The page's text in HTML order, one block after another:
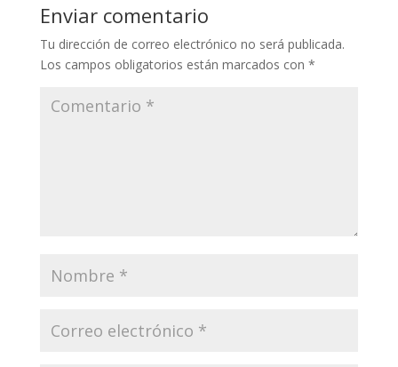
Enviar comentario
Tu dirección de correo electrónico no será publicada.
Los campos obligatorios están marcados con *